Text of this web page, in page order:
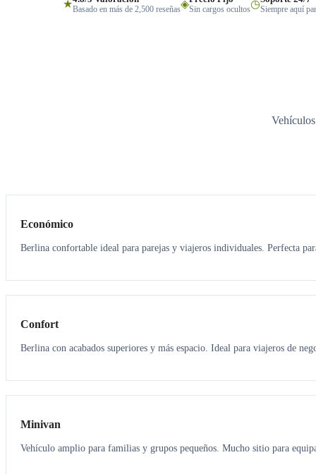
★Basado en más de 2,500 reseñas◈Sin cargos ocultos◷Siempre aquí
Económico
Berlina confortable ideal para parejas y viajeros individuales. Perfecta
3 3
Confort
Berlina con acabados superiores y más espacio. Ideal para viajeros de
6 5
Minivan
Vehículo amplio para familias y grupos pequeños. Mucho sitio para